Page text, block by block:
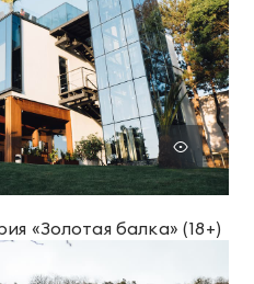
«Золотая балка» (18+)